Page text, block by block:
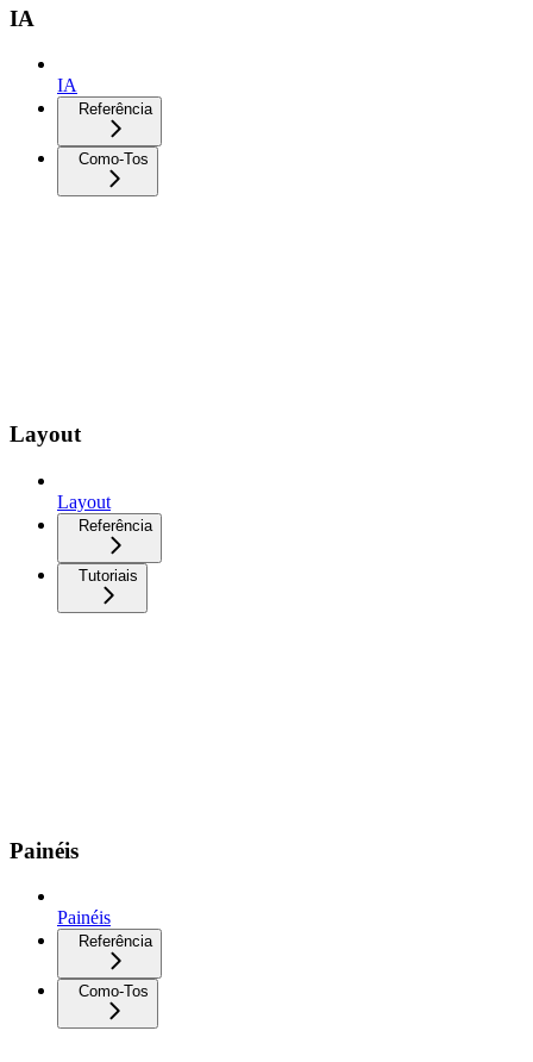
IA
IA
Referência
Como-Tos
Layout
Layout
Referência
Tutoriais
Painéis
Painéis
Referência
Como-Tos